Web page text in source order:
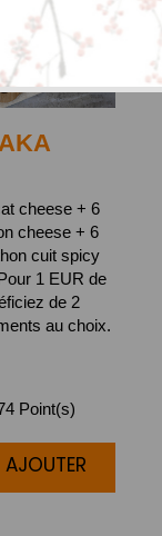
cheese + 6
cheese + 6
cuit spicy
1 EUR de
de 2
au choix.
Point(s)